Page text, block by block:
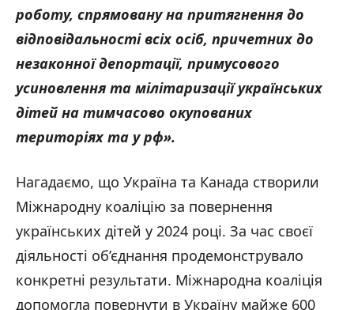
роботу, спрямовану на притягнення до
відповідальності всіх осіб, причетних до
незаконної депортації, примусового
усиновлення та мілітаризації українських
дітей на тимчасово окупованих
територіях та урф».
Нагадаємо, що Україна та Канада створили
Міжнародну коаліцію за повернення
українських дітей у 2024 році. За час своєї
діяльності об’єднання продемонструвало
конкретні результати. Міжнародна коаліція
допомогла повернути в Україну майже 600